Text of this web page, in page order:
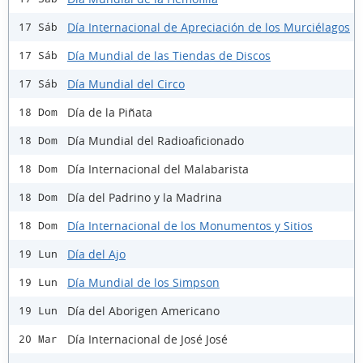
17 Sáb Día Internacional de Apreciación de los Murciélagos
17 Sáb Día Mundial de las Tiendas de Discos
17 Sáb Día Mundial del Circo
18 Dom Día de la Piñata
18 Dom Día Mundial del Radioaficionado
18 Dom Día Internacional del Malabarista
18 Dom Día del Padrino y la Madrina
18 Dom Día Internacional de los Monumentos y Sitios
19 Lun Día del Ajo
19 Lun Día Mundial de los Simpson
19 Lun Día del Aborigen Americano
20 Mar Día Internacional de José José